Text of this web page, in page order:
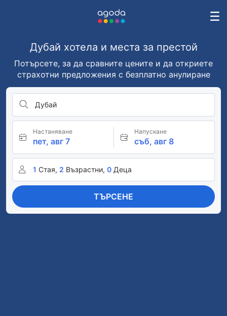
Дубай хотела и места за престой
Потърсете, за да сравните цените и да откриете
страхотни предложения с безплатно анулиране
Дубай
Настаняване
пет, авг 7
Напускане
съб, авг 8
1 Стая, 2 Възрастни, 0 Деца
ТЪРСЕНЕ